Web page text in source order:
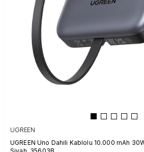
UGREEN
UGREEN Uno Dahili Kablolu 10.000 mAh